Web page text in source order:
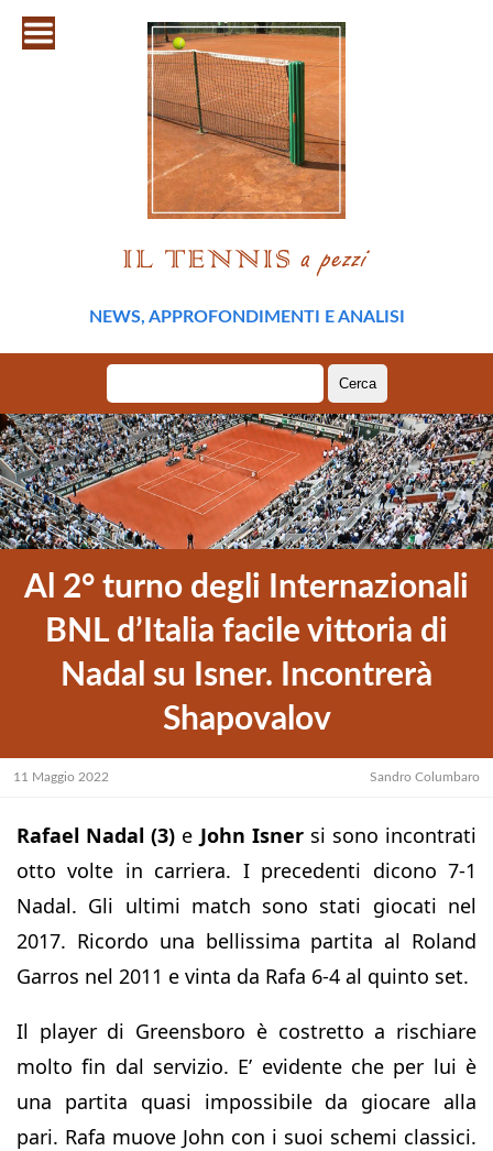
NEWS, APPROFONDIMENTI E ANALISI
per:
Al 2° turno degli Internazionali
BNL d’Italia facile vittoria di
Nadal su Isner. Incontrerà
Shapovalov
11 Maggio 2022 Sandro Columbaro
Rafael Nadal (3) e John Isnersi sono incontrati
otto volte in carriera. I precedenti dicono 7-1
Nadal. Gli ultimi match sono stati giocati nel
2017. Ricordo una bellissima partita al Roland
Garros nel 2011 e vinta da Rafa 6-4 al quinto set.
Il player di Greensboro è costretto a rischiare
molto fin dal servizio. E’ evidente che per lui è
una partita quasi impossibile da giocare alla
pari. Rafa muove John con i suoi schemi classici.